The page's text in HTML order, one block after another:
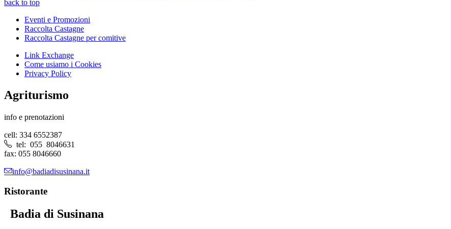
back to top
Eventi e Promozioni
Raccolta Castagne
Raccolta Castagne per comitive
Link Exchange
Come usiamo i Cookies
Privacy Policy
Agriturismo
info e prenotazioni
cell: 334 6552387
tel: 055 8046631
fax: 055 8046660
info@badiadisusinana.it
Ristorante
Badia di Susinana